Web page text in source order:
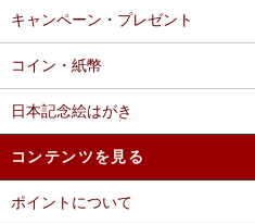
キャンペーン・プレゼント
コイン・紙幣
日本記念絵はがき
コンテンツを見る
ポイントについて